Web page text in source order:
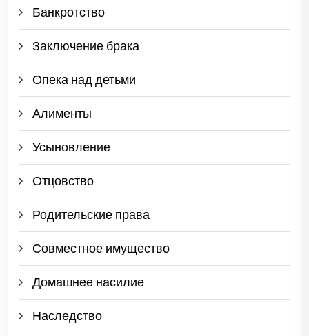
Банкротство
Заключение брака
Опека над детьми
Алименты
Усыновление
Отцовство
Родительские права
Совместное имущество
Домашнее насилие
Наследство